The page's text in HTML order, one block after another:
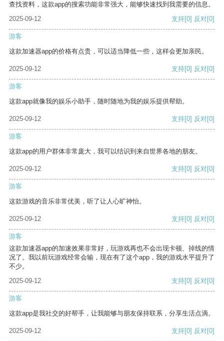
查找资料，这款app的搜索功能非常强大，能够快速找到我需要的信息。
2025-09-12
支持[0] 反对[0]
游客
这款加速器app的价格有点贵，可以适当降低一些，这样会更加亲民。
2025-09-12 支持[0] 反对[0]
游客
这款app就像我的娱乐小助手，随时随地为我的娱乐提供帮助。
2025-09-12 支持[0] 反对[0]
游客
这款app的用户群体非常庞大，我可以结识到来自世界各地的朋友。
2025-09-12 支持[0] 反对[0]
游客
这款游戏的音乐非常优美，听了让人心旷神怡。
2025-09-12 支持[0] 反对[0]
游客
这款加速器app的加速效果非常好，玩游戏再也不会出现卡顿、掉线的情
况了。我以前玩游戏经常会输，现在有了这个app，我的游戏水平提升了
不少。
2025-09-12
支持[0] 反对[0]
游客
这款app是我社交的好帮手，让我能够与朋友保持联系，分享生活点滴。
2025-09-12 支持[0] 反对[0]